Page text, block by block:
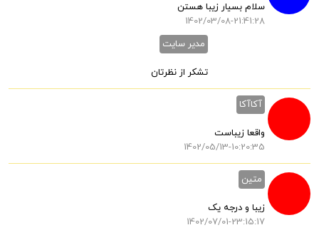
سلام بسیار زیبا هستن
1402/03/08-21:41:28
مدیر سایت
تشکر از نظرتان
آکاآکا
واقعا زیباست
1402/05/13-10:20:35
متین
زیبا و درجه یک
1402/07/01-23:15:17